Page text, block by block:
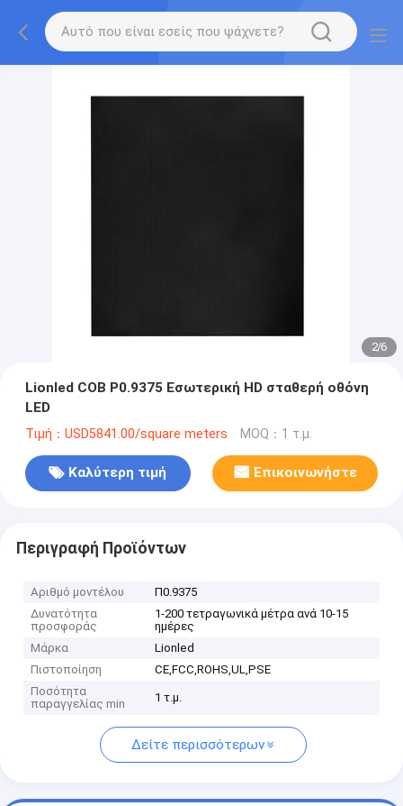
2/6
Lionled COB P0.9375 Εσωτερική HD σταθερή οθόνη
LED
Τιμή：USD5841.00/square meters MOQ：1 τ.μ.
Καλύτερη τιμή Επικοινωνήστε
Περιγραφή Προϊόντων
Αριθμό μοντέλου
Π0.9375
Δυνατότητα
προσφοράς
1-200 τετραγωνικά μέτρα ανά 10-15
ημέρες
Μάρκα
Lionled
Πιστοποίηση
CE,FCC,ROHS,UL,PSE
Ποσότητα
παραγγελίας min
1 τ.μ.
Δείτε περισσότερων